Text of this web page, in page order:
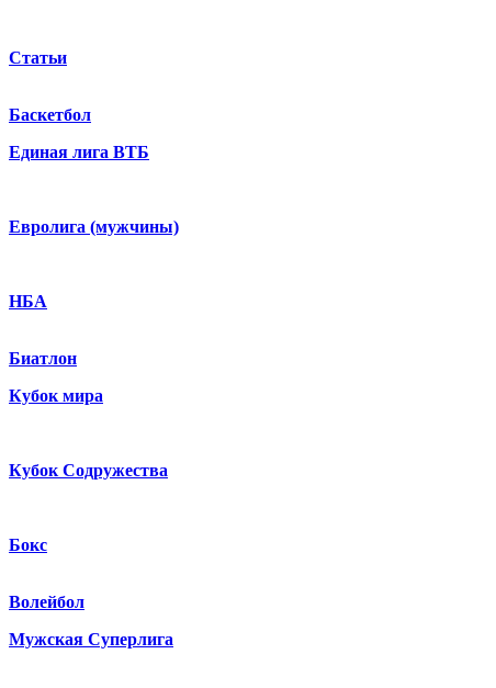
Статьи
Баскетбол
Единая лига ВТБ
Евролига (мужчины)
НБА
Биатлон
Кубок мира
Кубок Содружества
Бокс
Волейбол
Мужская Суперлига